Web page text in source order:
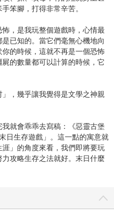
笨腳，打得非常辛苦。
，是我玩整個遊戲時，心情最
已知的。當它們毫無心機地向
的時候，這就不再是一個恐怖
的數量都可以計算的時候，它
，幾乎讓我覺得是文學之神親
就會乖乖去寫稿：《惡靈古堡
日生存遊戲」。這一點的寓意就
」的角度來看，我們即將要玩
攻略生存之法就好。末日什麼